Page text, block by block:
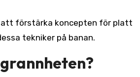
att förstärka koncepten för platt
tekniker på banan.